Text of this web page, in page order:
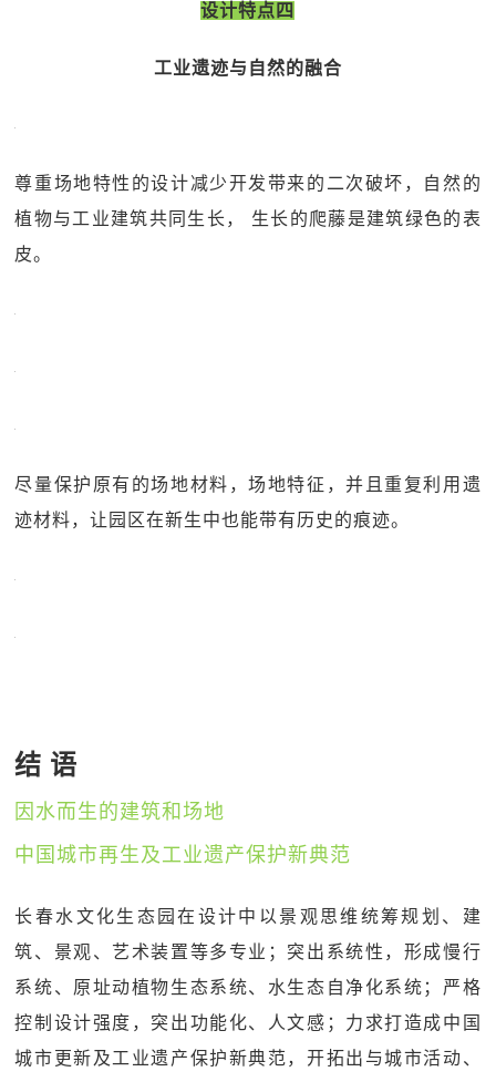
设计特点四
工业遗迹与自然的融合
尊重场地特性的设计减少开发带来的二次破坏，自然的
植物与工业建筑共同生长， 生长的爬藤是建筑绿色的表
皮。
尽量保护原有的场地材料，场地特征，并且重复利用遗
迹材料，让园区在新生中也能带有历史的痕迹。
结 语
因水而生的建筑和场地
中国城市再生及工业遗产保护新典范
长春水文化生态园在设计中以景观思维统筹规划、建
筑、景观、艺术装置等多专业；突出系统性，形成慢行
系统、原址动植物生态系统、水生态自净化系统；严格
控制设计强度，突出功能化、人文感；力求打造成中国
城市更新及工业遗产保护新典范，开拓出与城市活动、